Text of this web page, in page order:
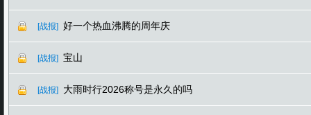
[战报] 好一个热血沸腾的周年庆
[战报] 宝山
[战报] 大雨时行2026称号是永久的吗